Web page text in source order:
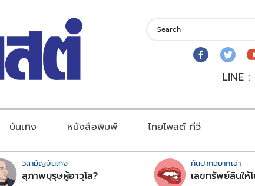
LINE :
บันเทิง หนังสือพิมพ์ ไทยโพสต์ ทีวี
วิสามัญบันเทิง
สุภาพบุรุษผู้อาวุโส?
คันปากอยากเล่า
เลขทรัพย์สินให้